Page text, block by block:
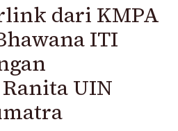
dari KMPA
ITI
UIN